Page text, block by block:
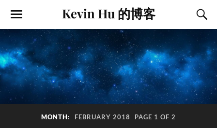
Kevin Hu 的博客
MONTH: FEBRUARY 2018 PAGE 1 OF 2